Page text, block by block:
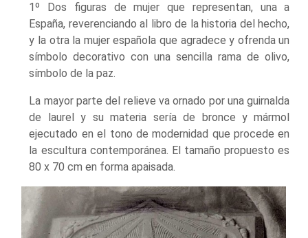
1º Dos figuras de mujer que representan, una a
España, reverenciando al libro de la historia del hecho,
y la otra la mujer española que agradece y ofrenda un
símbolo decorativo con una sencilla rama de olivo,
símbolo de la paz.
La mayor parte del relieve va ornado por una guirnalda
de laurel y su materia sería de bronce y mármol
ejecutado en el tono de modernidad que procede en
la escultura contemporánea. El tamaño propuesto es
80 x 70 cm en forma apaisada.